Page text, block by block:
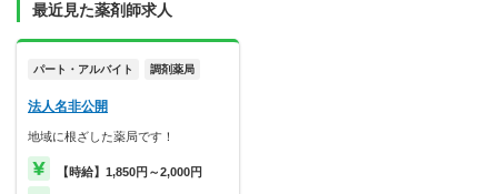
最近見た薬剤師求人
パート・アルバイト 調剤薬局
法人名非公開
地域に根ざした薬局です！
【時給】1,850円～2,000円